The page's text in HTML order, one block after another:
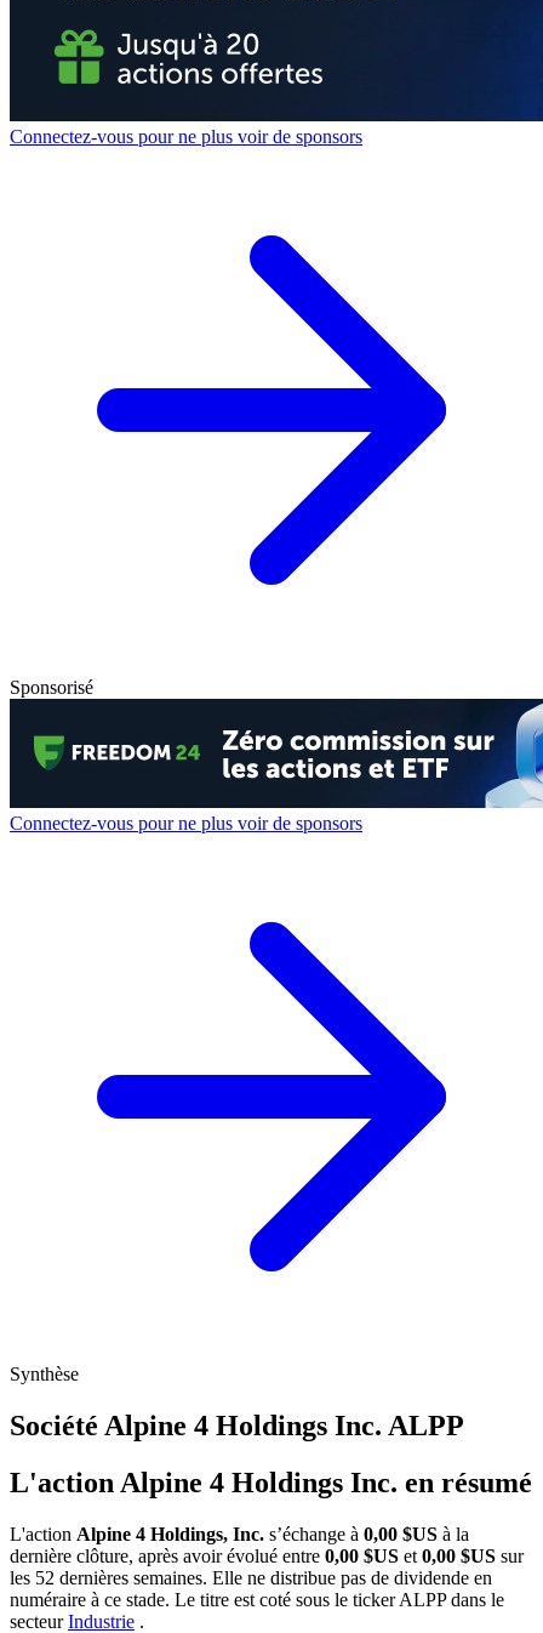
Connectez-vous pour ne plus voir de sponsors
Sponsorisé
Connectez-vous pour ne plus voir de sponsors
Synthèse
Société Alpine 4 Holdings Inc. ALPP
L'action Alpine 4 Holdings Inc. en résumé
L'action Alpine 4 Holdings, Inc. s’échange à 0,00 $US à la
dernière clôture, après avoir évolué entre 0,00 $US et 0,00 $US sur
les 52 dernières semaines. Elle ne distribue pas de dividende en
numéraire à ce stade. Le titre est coté sous le tickerALPPdans le
secteurIndustrie .